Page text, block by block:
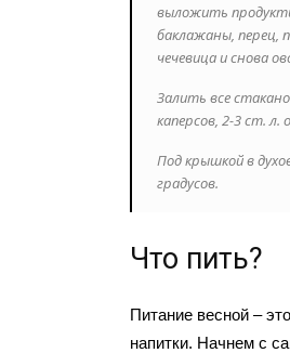
выложить
баклажаны, перец,
чечевица и снова
Залить все
каперсов, 2-3 ст. л.
Под крышкой в
градусов.
Что пить?
Питание весной –
напитки. Начнем с